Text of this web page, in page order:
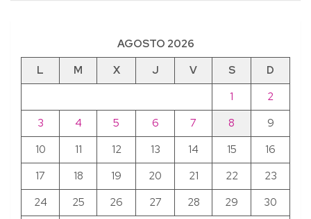
AGOSTO 2026
L
M X J V S
D
1
2
3
4 5 6 7 8
9
10
11 12 13 14 15
16
17
18 19 20 21 22
23
24
25 26 27 28 29 30